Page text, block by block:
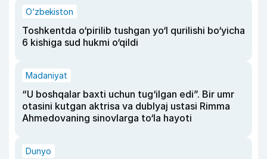
O‘zbekiston
Toshkentda o‘pirilib tushgan yo‘l qurilishi bo‘yicha
6 kishiga sud hukmi o‘qildi
Madaniyat
“U boshqalar baxti uchun tug‘ilgan edi”. Bir umr
otasini kutgan aktrisa va dublyaj ustasi Rimma
Ahmedovaning sinovlarga to‘la hayoti
Dunyo